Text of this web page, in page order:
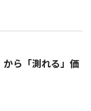
ら「測れる」価